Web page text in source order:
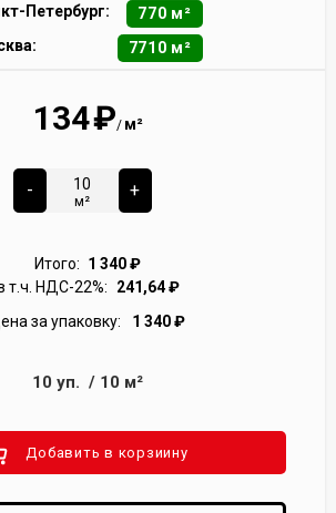
Петербург:
770 м²
7710 м²
134₽/ м²
-
м²
+
Итого: 1 340₽
т.ч. НДС-22%:
241,64₽
за упаковку:
1 340₽
10 уп. / 10 м²
Добавить в корзиину